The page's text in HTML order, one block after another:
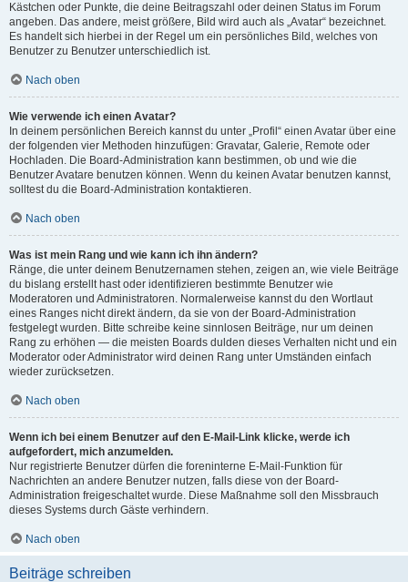
Kästchen oder Punkte, die deine Beitragszahl oder deinen Status im Forum
angeben. Das andere, meist größere, Bild wird auch als „Avatar“ bezeichnet.
Es handelt sich hierbei in der Regel um ein persönliches Bild, welches von
Benutzer zu Benutzer unterschiedlich ist.
Nach oben
Wie verwende ich einen Avatar?
In deinem persönlichen Bereich kannst du unter „Profil“ einen Avatar über eine
der folgenden vier Methoden hinzufügen: Gravatar, Galerie, Remote oder
Hochladen. Die Board-Administration kann bestimmen, ob und wie die
Benutzer Avatare benutzen können. Wenn du keinen Avatar benutzen kannst,
solltest du die Board-Administration kontaktieren.
Nach oben
Was ist mein Rang und wie kann ich ihn ändern?
Ränge, die unter deinem Benutzernamen stehen, zeigen an, wie viele Beiträge
du bislang erstellt hast oder identifizieren bestimmte Benutzer wie
Moderatoren und Administratoren. Normalerweise kannst du den Wortlaut
eines Ranges nicht direkt ändern, da sie von der Board-Administration
festgelegt wurden. Bitte schreibe keine sinnlosen Beiträge, nur um deinen
Rang zu erhöhen — die meisten Boards dulden dieses Verhalten nicht und ein
Moderator oder Administrator wird deinen Rang unter Umständen einfach
wieder zurücksetzen.
Nach oben
Wenn ich bei einem Benutzer auf den E-Mail-Link klicke, werde ich
aufgefordert, mich anzumelden.
Nur registrierte Benutzer dürfen die foreninterne E-Mail-Funktion für
Nachrichten an andere Benutzer nutzen, falls diese von der Board-
Administration freigeschaltet wurde. Diese Maßnahme soll den Missbrauch
dieses Systems durch Gäste verhindern.
Nach oben
Beiträge schreiben